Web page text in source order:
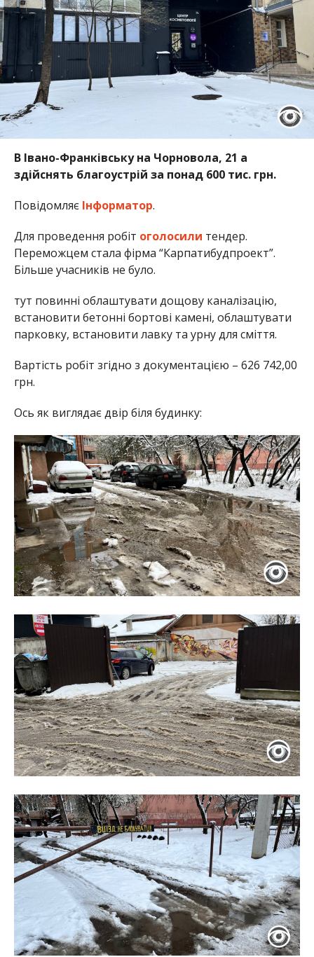
В Івано-Франківську на Чорновола, 21 а
здійснять благоустрій за понад 600 тис. грн.
Повідомляє Інформатор.
Для проведення робіт оголосили тендер.
Переможцем стала фірма “Карпатибудпроект”.
Більше учасників не було.
тут повинні облаштувати дощову каналізацію,
встановити бетонні бортові камені, облаштувати
парковку, встановити лавку та урну для сміття.
Вартість робіт згідно з документацією – 626 742,00
грн.
Ось як виглядає двір біля будинку: